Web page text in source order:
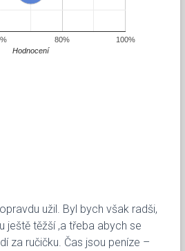
80% 100%
Hodnocení
užil. Byl bych však radši,
ještě těžší ,a třeba abych se
za ručičku. Čas jsou peníze –